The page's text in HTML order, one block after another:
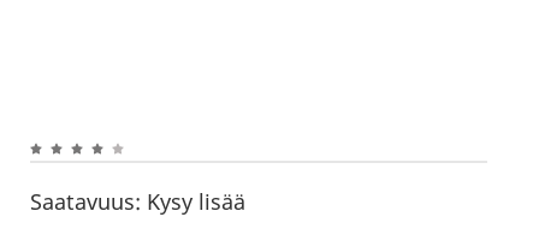
Saatavuus: Kysy lisää